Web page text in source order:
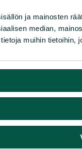
ja mainosten
median,
muihin tietoihin,